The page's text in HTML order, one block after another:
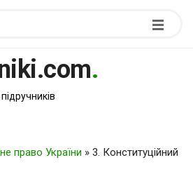
.
право України » 3. Конституційний